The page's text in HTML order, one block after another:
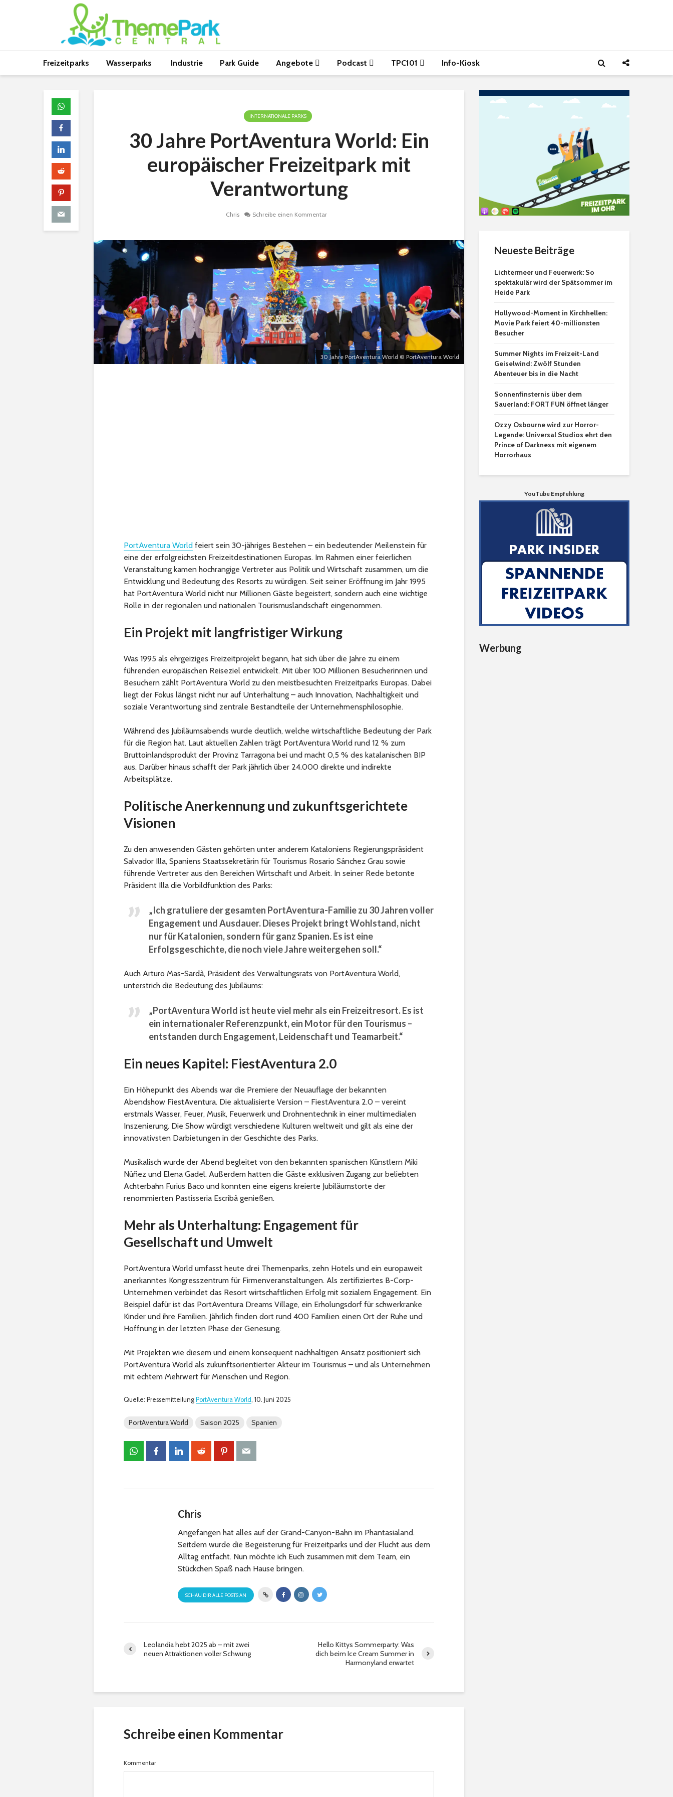
Freizeitparks Wasserparks Industrie Park Guide Angebote Podcast TPC101 Info-Kiosk
INTERNATIONALE PARKS
30 Jahre PortAventura World: Ein
europäischer Freizeitpark mit
Verantwortung
Chris Schreibe einen Kommentar
30 Jahre PortAventura World © PortAventura World
PortAventura World feiert sein 30-jähriges Bestehen – ein bedeutender Meilenstein für
eine der erfolgreichsten Freizeitdestinationen Europas. Im Rahmen einer feierlichen
Veranstaltung kamen hochrangige Vertreter aus Politik und Wirtschaft zusammen, um die
Entwicklung und Bedeutung des Resorts zu würdigen. Seit seiner Eröffnung im Jahr 1995
hat PortAventura World nicht nur Millionen Gäste begeistert, sondern auch eine wichtige
Rolle in der regionalen und nationalen Tourismuslandschaft eingenommen.
Ein Projekt mit langfristiger Wirkung
Was 1995 als ehrgeiziges Freizeitprojekt begann, hat sich über die Jahre zu einem
führenden europäischen Reiseziel entwickelt. Mit über 100 Millionen Besucherinnen und
Besuchern zählt PortAventura World zu den meistbesuchten Freizeitparks Europas. Dabei
liegt der Fokus längst nicht nur auf Unterhaltung – auch Innovation, Nachhaltigkeit und
soziale Verantwortung sind zentrale Bestandteile der Unternehmensphilosophie.
Während des Jubiläumsabends wurde deutlich, welche wirtschaftliche Bedeutung der Park
für die Region hat. Laut aktuellen Zahlen trägt PortAventura World rund 12 % zum
Bruttoinlandsprodukt der Provinz Tarragona bei und macht 0,5 % des katalanischen BIP
aus. Darüber hinaus schafft der Park jährlich über 24.000 direkte und indirekte
Arbeitsplätze.
Politische Anerkennung und zukunftsgerichtete
Visionen
Zu den anwesenden Gästen gehörten unter anderem Kataloniens Regierungspräsident
Salvador Illa, Spaniens Staatssekretärin für Tourismus Rosario Sánchez Grau sowie
führende Vertreter aus den Bereichen Wirtschaft und Arbeit. In seiner Rede betonte
Präsident Illa die Vorbildfunktion des Parks:
„Ich gratuliere der gesamten PortAventura-Familie zu 30 Jahren voller
Engagement und Ausdauer. Dieses Projekt bringt Wohlstand, nicht
nur für Katalonien, sondern für ganz Spanien. Es ist eine
Erfolgsgeschichte, die noch viele Jahre weitergehen soll.“
Auch Arturo Mas-Sardà, Präsident des Verwaltungsrats von PortAventura World,
unterstrich die Bedeutung des Jubiläums:
„PortAventura World ist heute viel mehr als ein Freizeitresort. Es ist
ein internationaler Referenzpunkt, ein Motor für den Tourismus –
entstanden durch Engagement, Leidenschaft und Teamarbeit.“
Ein neues Kapitel: FiestAventura 2.0
Ein Höhepunkt des Abends war die Premiere der Neuauflage der bekannten
Abendshow FiestAventura. Die aktualisierte Version – FiestAventura 2.0 – vereint
erstmals Wasser, Feuer, Musik, Feuerwerk und Drohnentechnik in einer multimedialen
Inszenierung. Die Show würdigt verschiedene Kulturen weltweit und gilt als eine der
innovativsten Darbietungen in der Geschichte des Parks.
Musikalisch wurde der Abend begleitet von den bekannten spanischen Künstlern Miki
Núñez und Elena Gadel. Außerdem hatten die Gäste exklusiven Zugang zur beliebten
Achterbahn Furius Baco und konnten eine eigens kreierte Jubiläumstorte der
renommierten Pastisseria Escribà genießen.
Mehr als Unterhaltung: Engagement für
Gesellschaft und Umwelt
PortAventura World umfasst heute drei Themenparks, zehn Hotels und ein europaweit
anerkanntes Kongresszentrum für Firmenveranstaltungen. Als zertifiziertes B-Corp-
Unternehmen verbindet das Resort wirtschaftlichen Erfolg mit sozialem Engagement. Ein
Beispiel dafür ist das PortAventura Dreams Village, ein Erholungsdorf für schwerkranke
Kinder und ihre Familien. Jährlich finden dort rund 400 Familien einen Ort der Ruhe und
Hoffnung in der letzten Phase der Genesung.
Mit Projekten wie diesem und einem konsequent nachhaltigen Ansatz positioniert sich
PortAventura World als zukunftsorientierter Akteur im Tourismus – und als Unternehmen
mit echtem Mehrwert für Menschen und Region.
Quelle: Pressemitteilung PortAventura World, 10. Juni 2025
PortAventura World Saison 2025 Spanien
Chris
Angefangen hat alles auf der Grand-Canyon-Bahn im Phantasialand.
Seitdem wurde die Begeisterung für Freizeitparks und der Flucht aus dem
Alltag entfacht. Nun möchte ich Euch zusammen mit dem Team, ein
Stückchen Spaß nach Hause bringen.
SCHAU DIR ALLE POSTS AN
Leolandia hebt 2025 ab – mit zwei
neuen Attraktionen voller Schwung
Hello Kittys Sommerparty: Was
dich beim Ice Cream Summer in
Harmonyland erwartet
Schreibe einen Kommentar
Kommentar
Neueste Beiträge
Lichtermeer und Feuerwerk: So
spektakulär wird der Spätsommer im
Heide Park
Hollywood-Moment in Kirchhellen:
Movie Park feiert 40-millionsten
Besucher
Summer Nights im Freizeit-Land
Geiselwind: Zwölf Stunden
Abenteuer bis in die Nacht
Sonnenfinsternis über dem
Sauerland: FORT FUN öffnet länger
Ozzy Osbourne wird zur Horror-
Legende: Universal Studios ehrt den
Prince of Darkness mit eigenem
Horrorhaus
YouTube Empfehlung
Werbung